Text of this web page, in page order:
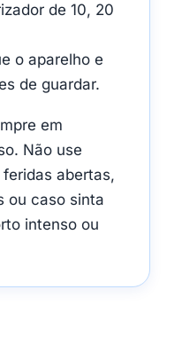
de 10, 20
o aparelho e
de guardar.
em
Não use
abertas,
ou caso sinta
intenso ou